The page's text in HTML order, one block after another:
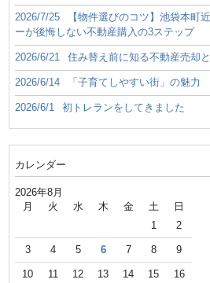
2026/7/25
【物件選びのコツ】池袋本町
ーが後悔しない不動産購入の3ステップ
2026/6/21 住み替え前に知る不動産売却
2026/6/14 「子育てしやすい街」の魅力
2026/6/1 初トレランをしてきました
カレンダー
2026年8月
月 火 水 木 金 土 日
1 2
3 4 5 6 7 8 9
10 11 12 13 14 15 16